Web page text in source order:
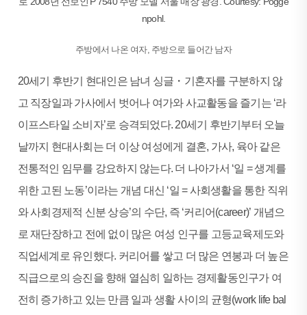
npohl.
주방에서 나온 여자, 주방으로 들어간 남자
20세기 후반기 현대인은 남녀 싱글・기혼자를 구분하지 않
고 직장일과 가사에서 벗어나 여가와 사교활동을 즐기는 ‘라
이프스타일 소비자’로 승격되었다. 20세기 후반기부터 오늘
날까지 현대사회는 더 이상 여성에게 결혼, 가사, 육아 같은
전통적인 임무를 강요하지 않는다. 더 나아가서 ‘일 = 생계를
위한 고된 노동’이라는 개념 대신 ‘일 = 사회생활을 통한 직위
와 사회경제적 신분 상승’의 수단, 즉 ‘커리어(career)’ 개념으
로 재단장하고 전에 없이 많은 여성 인구를 고등교육제도와
직업세계로 유인했다. 커리어를 쌓고 더 많은 연봉과 더 높은
직급으로의 승진을 향해 열심히 일하는 경제활동인구가 여
전히 증가하고 있는 만큼 일과 생활 사이의 균형(work life bal